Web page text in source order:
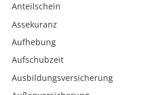
Anteilschein
Assekuranz
Aufhebung
Aufschubzeit
Ausbildungsversicherung